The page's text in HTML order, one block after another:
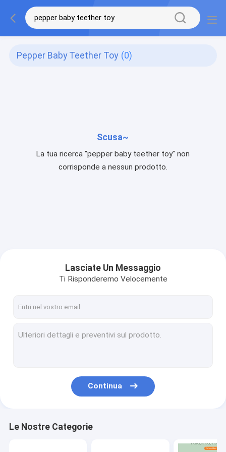
Pepper Baby Teether Toy (0)
Scusa~
La tua ricerca "pepper baby teether toy" non
corrisponde a nessun prodotto.
Lasciate Un Messaggio
Ti Risponderemo Velocemente
Continua
Le Nostre Categorie